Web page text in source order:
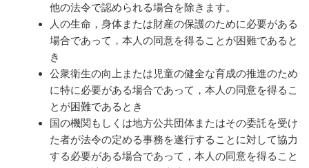
他の法令で認められる場合を除きます。
人の生命，身体または財産の保護のために必要がある
場合であって，本人の同意を得ることが困難であると
き
公衆衛生の向上または児童の健全な育成の推進のため
に特に必要がある場合であって，本人の同意を得るこ
とが困難であるとき
国の機関もしくは地方公共団体またはその委託を受け
た者が法令の定める事務を遂行することに対して協力
する必要がある場合であって，本人の同意を得ること